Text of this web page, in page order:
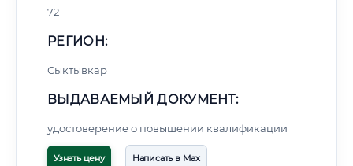
72
РЕГИОН:
Сыктывкар
ВЫДАВАЕМЫЙ ДОКУМЕНТ:
удостоверение о повышении квалификации
Узнать цену Написать в Max